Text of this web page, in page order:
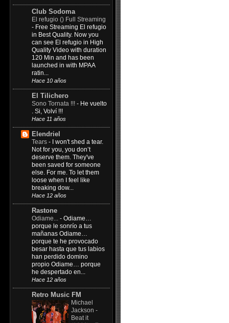
Club Sodoma
El refugio () Full Streaming
- Free Streaming El refugio
in Best Quality. Now you
can see El refugio in High
Quality Video with duration
120 Min and has been
launched in with MPAA
ratin...
Hace 10 años
El Tilichero
Sono Tornata !!! - He vuelto
. Si, Volví !!!
Hace 11 años
Elendriel
Tears - I won't shed a tear.
Not for you, you don’t
deserve them. They've
been saved for someone
else. For me. To let them
loose when I feel like
breaking dow...
Hace 12 años
Rastone
Odiame... - Odiame…
porque le sonrío a tus
mañanas Odiame…
porque te he provocado
besar hasta que tus labios
han perdido domino
propio Odiame… porque
he despertado en...
Hace 12 años
Retro Music FM
Michael
Jackson -
Beat it